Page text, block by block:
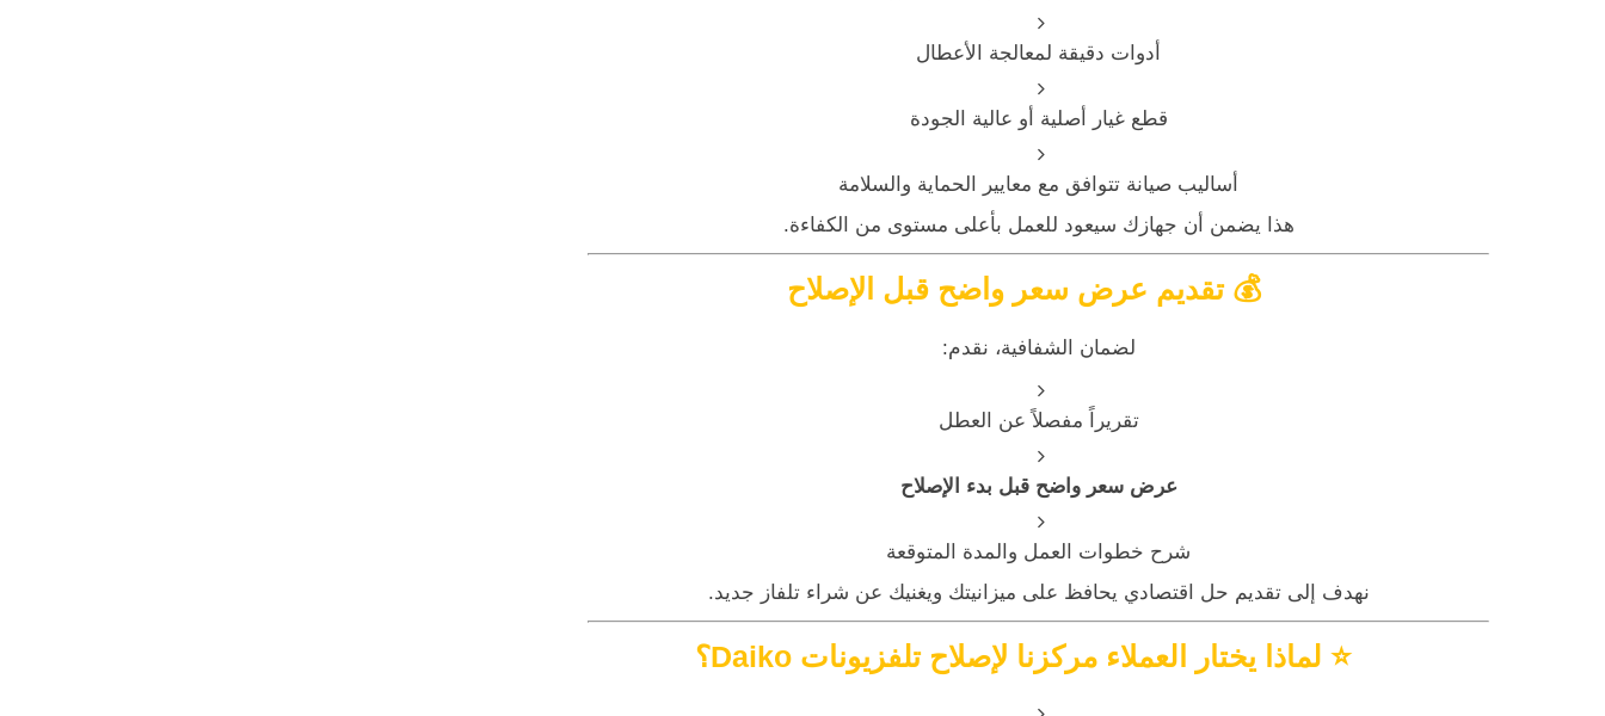
أدوات دقيقة لمعالجة الأعطال
قطع غيار أصلية أو عالية الجودة
أساليب صيانة تتوافق مع معايير الحماية والسلامة
هذا يضمن أن جهازك سيعود للعمل بأعلى مستوى من الكفاءة.
💰تقديم عرض سعر واضح قبل الإصلاح
لضمان الشفافية، نقدم:
تقريراً مفصلاً عن العطل
عرض سعر واضح قبل بدء الإصلاح
شرح خطوات العمل والمدة المتوقعة
نهدف إلى تقديم حل اقتصادي يحافظ على ميزانيتك ويغنيك عن شراء تلفاز جديد.
⭐ لماذا يختار العملاء مركزنا لإصلاح تلفزيونات Daiko؟